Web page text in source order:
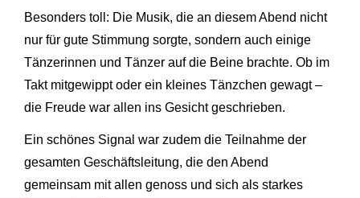
Besonders toll: Die Musik, die an diesem Abend nicht
nur für gute Stimmung sorgte, sondern auch einige
Tänzerinnen und Tänzer auf die Beine brachte. Ob im
Takt mitgewippt oder ein kleines Tänzchen gewagt –
die Freude war allen ins Gesicht geschrieben.
Ein schönes Signal war zudem die Teilnahme der
gesamten Geschäftsleitung, die den Abend
gemeinsam mit allen genoss und sich als starkes